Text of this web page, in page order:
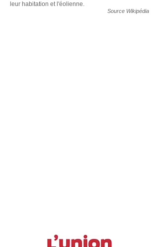
leur habitation et l'éolienne.
Source Wikipédia